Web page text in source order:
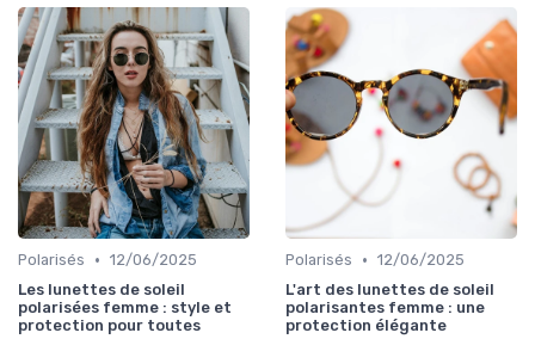
Polarisés • 12/06/2025
Les lunettes de soleil
polarisées femme : style et
protection pour toutes
Polarisés • 12/06/2025
L'art des lunettes de soleil
polarisantes femme : une
protection élégante